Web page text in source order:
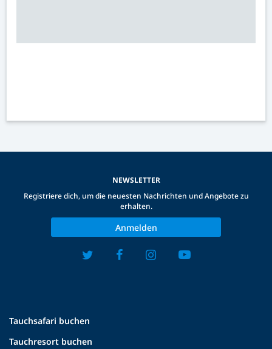
Tauchsafari buchen
Tauchresort buchen
NEWSLETTER
Registriere dich, um die neuesten Nachrichten und Angebote zu
erhalten.
Anmelden